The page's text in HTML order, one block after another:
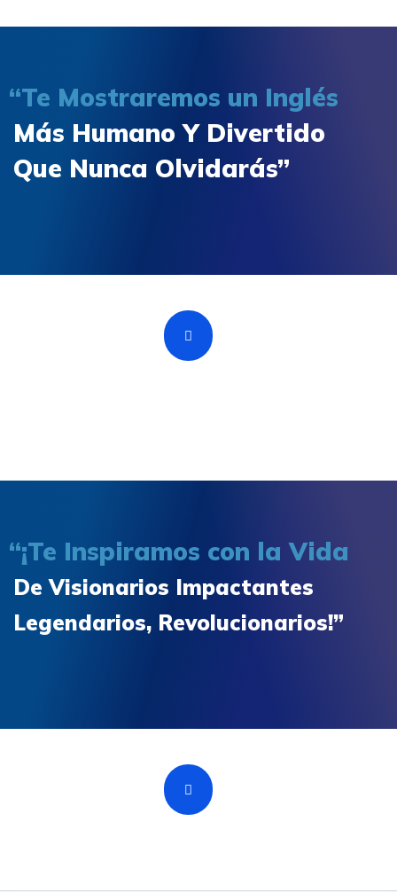
“Te Mostraremos un Inglés
Más Humano Y Divertido
Que Nunca Olvidarás”
“¡Te Inspiramos con la Vida
De Visionarios Impactantes
Legendarios, Revolucionarios!”